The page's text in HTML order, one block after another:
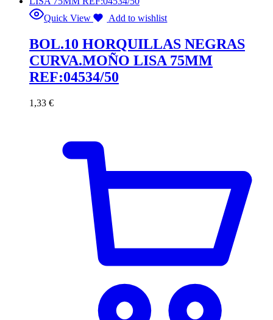
Quick View Add to wishlist
BOL.10 HORQUILLAS NEGRAS
CURVA.MOÑO LISA 75MM
REF:04534/50
1,33 €